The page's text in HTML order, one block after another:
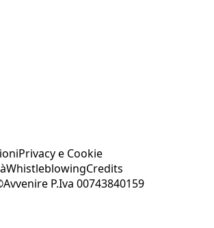
Privacy e Cookie
WhistleblowingCredits
P.Iva 00743840159